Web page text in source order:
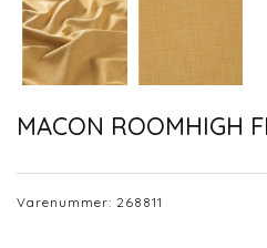
MACON ROOMHIGH
Varenummer: 268811